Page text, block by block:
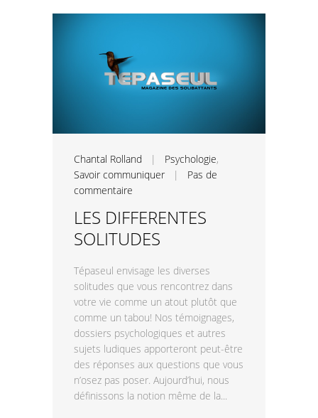
Chantal Rolland | Psychologie,
Savoir communiquer | Pas de
commentaire
LES DIFFERENTES
SOLITUDES
Tépaseul envisage les diverses
solitudes que vous rencontrez dans
votre vie comme un atout plutôt que
comme un tabou! Nos témoignages,
dossiers psychologiques et autres
sujets ludiques apporteront peut-être
des réponses aux questions que vous
n’osez pas poser. Aujourd’hui, nous
définissons la notion même de la...